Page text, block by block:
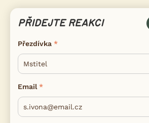
PŘIDEJTE REAKCI
Přezdívka
Email